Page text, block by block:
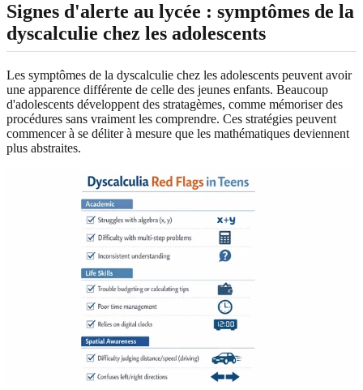
Signes d'alerte au lycée : symptômes de la
dyscalculie chez les adolescents
Les symptômes de la dyscalculie chez les adolescents peuvent avoir
une apparence différente de celle des jeunes enfants. Beaucoup
d'adolescents développent des stratagèmes, comme mémoriser des
procédures sans vraiment les comprendre. Ces stratégies peuvent
commencer à se déliter à mesure que les mathématiques deviennent
plus abstraites.